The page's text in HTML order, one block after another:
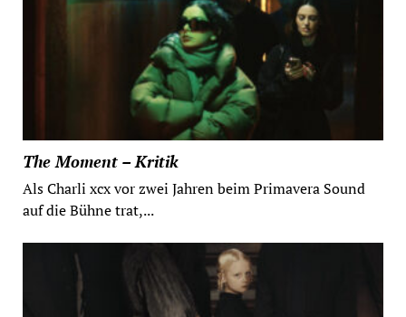
The Moment – Kritik
Als Charli xcx vor zwei Jahren beim Primavera Sound
auf die Bühne trat,...